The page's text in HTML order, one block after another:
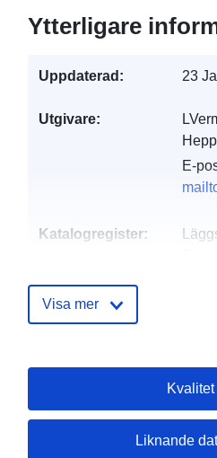
Ytterligare
Uppdaterad: 23
Utgivare:
E-
Katalogregister:
49.7416 ], [
49.7416 ], [
49.7404 ], [
49.7404 ], [
Visa mer
Kvalitet
Liknande